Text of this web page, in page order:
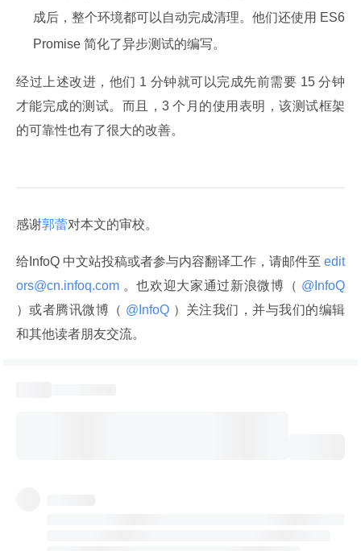
成后，整个环境都可以自动完成清理。他们还使用 ES6
Promise 简化了异步测试的编写。
经过上述改进，他们 1 分钟就可以完成先前需要 15 分钟
才能完成的测试。而且，3 个月的使用表明，该测试框架
的可靠性也有了很大的改善。
感谢郭蕾对本文的审校。
给InfoQ 中文站投稿或者参与内容翻译工作，请邮件至 edit
ors@cn.infoq.com 。也欢迎大家通过新浪微博（
）或者腾讯微博（ @InfoQ ）关注我们，并与我们的编辑
和其他读者朋友交流。